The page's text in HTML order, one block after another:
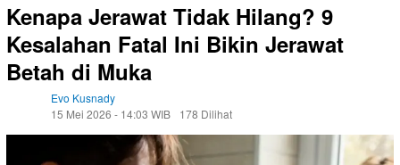
Kenapa Jerawat Tidak Hilang? 9
Kesalahan Fatal Ini Bikin Jerawat
Betah di Muka
Evo Kusnady
15 Mei 2026 - 14:03 WIB
178 Dilihat